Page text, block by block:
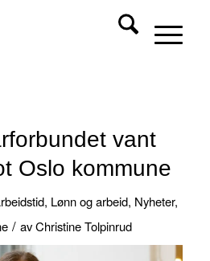
vant
Oslo kommune
, Lønn og arbeid, Nyheter,
/ avChristine Tolpinrud